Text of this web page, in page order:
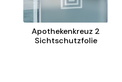
Apothekenkreuz 2
Sichtschutzfolie